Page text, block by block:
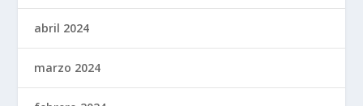
abril 2024
marzo 2024